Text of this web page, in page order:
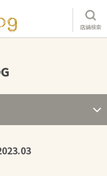
店舗検索